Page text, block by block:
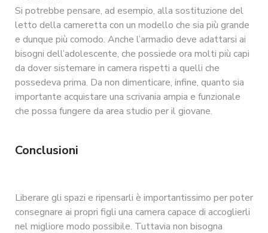
Si potrebbe pensare, ad esempio, alla sostituzione del
letto della cameretta con un modello che sia più grande
e dunque più comodo. Anche l’armadio deve adattarsi ai
bisogni dell’adolescente, che possiede ora molti più capi
da dover sistemare in camera rispetti a quelli che
possedeva prima. Da non dimenticare, infine, quanto sia
importante acquistare una scrivania ampia e funzionale
che possa fungere da area studio per il giovane.
Conclusioni
Liberare gli spazi e ripensarli è importantissimo per poter
consegnare ai propri figli una camera capace di accoglierli
nel migliore modo possibile. Tuttavia non bisogna